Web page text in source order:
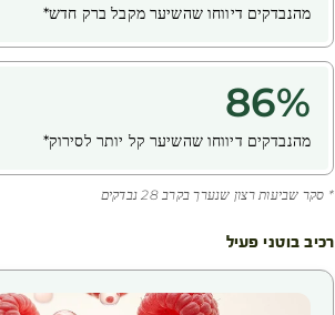
מהנבדקים דיווחו שהשיער מקבל ברק חדש*
86%
מהנבדקים דיווחו שהשיער קל יותר לסירוק*
* סקר שביעות רצון שנערך בקרב 28 נבדקים
רכיב בוטני פעיל